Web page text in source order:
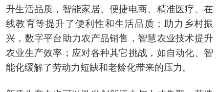
升生活品质，智能家居、便捷电商、精准医疗、在
线教育等提升了便利性和生活品质；助力乡村振
兴，数字平台助力农产品销售，智慧农业技术提升
农业生产效率；应对各种其它挑战，如自动化、智
能化缓解了劳动力短缺和老龄化带来的压力。